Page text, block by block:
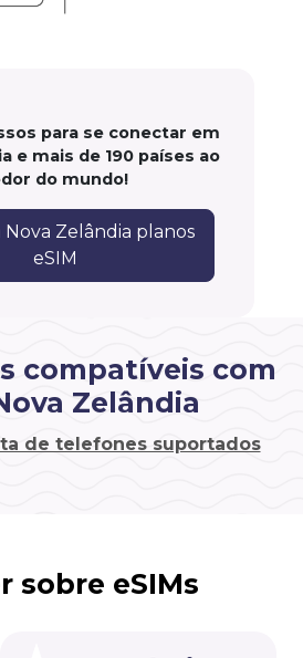
para se conectar em
e mais de 190 países ao
do mundo!
Nova Zelândia planos
eSIM
compatíveis com
Zelândia
de telefones suportados
sobre eSIMs